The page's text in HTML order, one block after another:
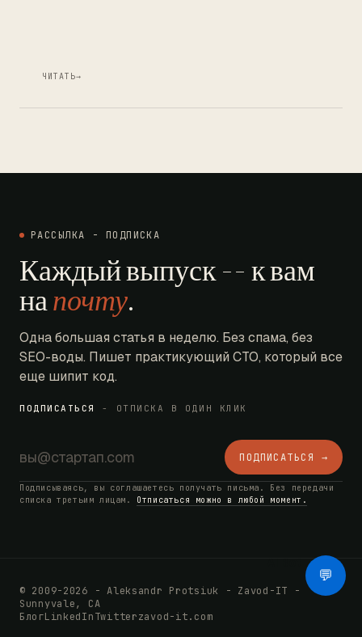
ЧИТАТЬ→
РАССЫЛКА - ПОДПИСКА
Каждый выпуск -- к вам
напочту.
Одна большая статья в неделю. Без спама, без
SEO-воды. Пишет практикующий CTO, который все
еще шипит код.
ПОДПИСАТЬСЯ - ОТПИСКА В ОДИН КЛИК
ПОДПИСАТЬСЯ →
Подписываясь, вы соглашаетесь получать письма. Без передачи
списка третьим лицам. Отписаться можно в любой момент.
© 2009-2026 - Aleksandr Protsiuk - Zavod-IT -
Sunnyvale, CA
БлогLinkedInTwitterzavod-it.com
💬